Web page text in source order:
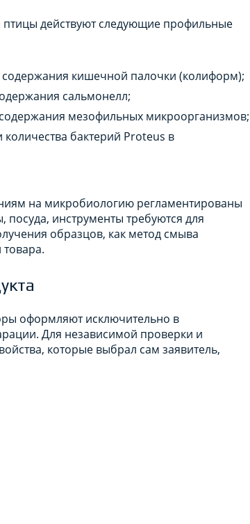
действуют следующие профильные
содержания кишечной палочки (колиформ);
сальмонелл;
мезофильных микроорганизмов;
бактерий Proteus в
на микробиологию регламентированы
посуда, инструменты требуются для
образцов, как метод смыва
оформляют исключительно в
Для независимой проверки и
которые выбрал сам заявитель,